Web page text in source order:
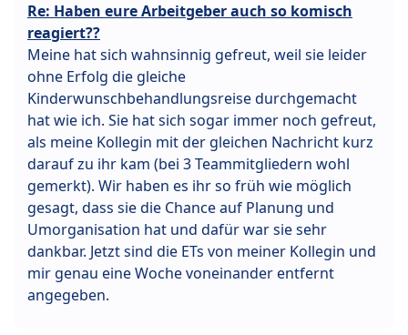
Re: Haben eure Arbeitgeber auch so komisch
reagiert??
Meine hat sich wahnsinnig gefreut, weil sie leider
ohne Erfolg die gleiche
Kinderwunschbehandlungsreise durchgemacht
hat wie ich. Sie hat sich sogar immer noch gefreut,
als meine Kollegin mit der gleichen Nachricht kurz
darauf zu ihr kam (bei 3 Teammitgliedern wohl
gemerkt). Wir haben es ihr so früh wie möglich
gesagt, dass sie die Chance auf Planung und
Umorganisation hat und dafür war sie sehr
dankbar. Jetzt sind die ETs von meiner Kollegin und
mir genau eine Woche voneinander entfernt
angegeben.